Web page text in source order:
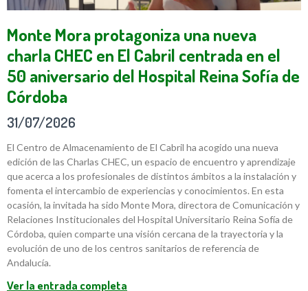
Monte Mora protagoniza una nueva
charla CHEC en El Cabril centrada en el
50 aniversario del Hospital Reina Sofía de
Córdoba
31/07/2026
El Centro de Almacenamiento de El Cabril ha acogido una nueva
edición de las Charlas CHEC, un espacio de encuentro y aprendizaje
que acerca a los profesionales de distintos ámbitos a la instalación y
fomenta el intercambio de experiencias y conocimientos. En esta
ocasión, la invitada ha sido Monte Mora, directora de Comunicación y
Relaciones Institucionales del Hospital Universitario Reina Sofía de
Córdoba, quien comparte una visión cercana de la trayectoria y la
evolución de uno de los centros sanitarios de referencia de
Andalucía.
Ver la entrada completa